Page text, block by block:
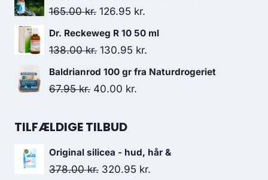
150.00 kr..
pris
138.00 kr..
165.00kr. Den
oprindelige
pris
165.00 kr..
126.95 kr.
aktuelle
Dr. Reckeweg R 10 50 ml
138.00kr. Den
oprindelige
pris
138.00 kr..
130.95 kr.
aktuelle
Baldrianrod 100 gr fra Naturdrogeriet
67.95kr. Den
pris
67.95 kr..
40.00 kr.
40.00 kr..
TILFÆLDIGE TILBUD
Original silicea - hud, hår &
378.00kr. Den
320.95 kr.